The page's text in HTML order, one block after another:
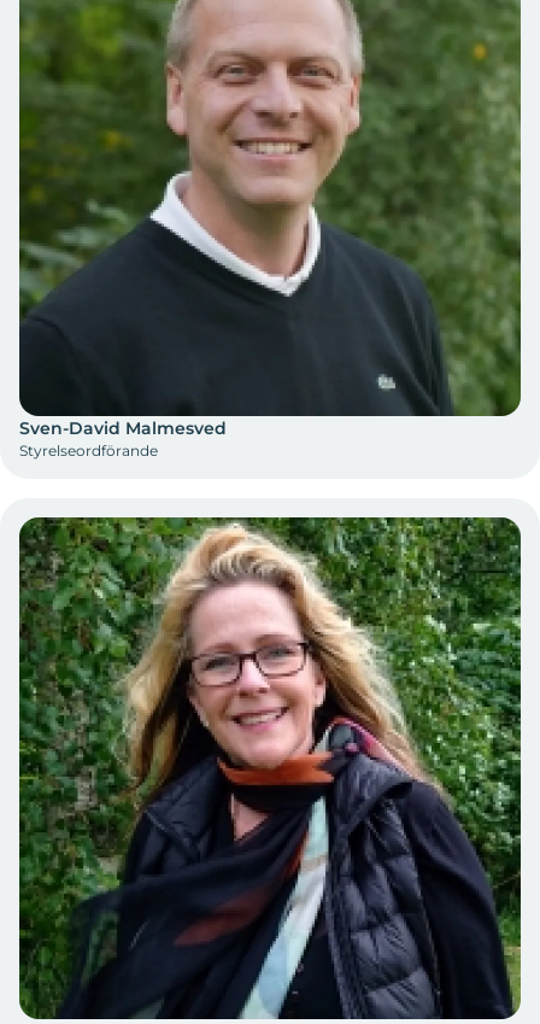
Sven-David Malmesved
Styrelseordförande